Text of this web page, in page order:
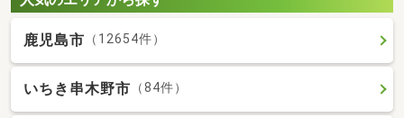
鹿児島市 （12654件）
いちき串木野市 （84件）